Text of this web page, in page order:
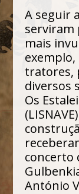
A seguir
serviram
mais
tratores,
diversos
Os
concerto
António